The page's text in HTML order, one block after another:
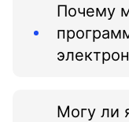
Почему
Могу ли